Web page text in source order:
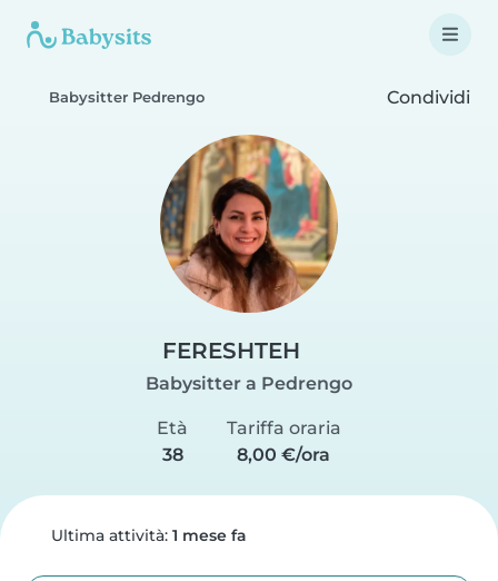
Babysitter Pedrengo Condividi
FERESHTEH
Babysitter a Pedrengo
Età
38
Tariffa oraria
8,00 €/ora
Ultima attività: 1 mese fa